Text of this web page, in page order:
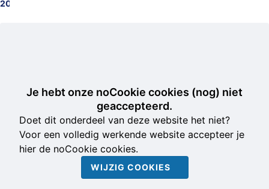
2024119299
Je hebt onze noCookie cookies (nog) niet
geaccepteerd.
Doet dit onderdeel van deze website het niet?
Voor een volledig werkende website accepteer je
hier de noCookie cookies.
WIJZIG COOKIES